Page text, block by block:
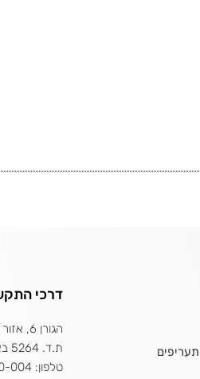
דרכי
הגורן 6, אזור התעשייה, עומר
ת.ד. 5264 באר שבע 8410401